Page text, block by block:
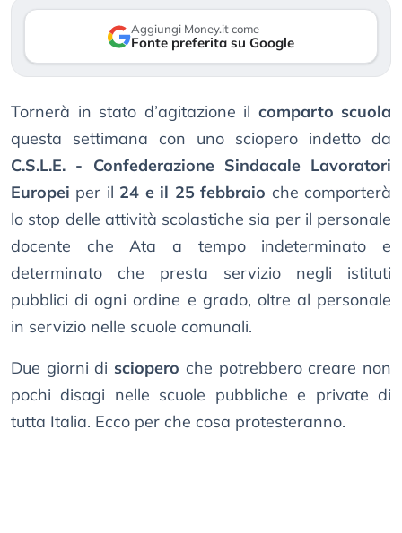
Aggiungi Money.it come
Fonte preferita su Google
Tornerà in stato d’agitazione il comparto scuola
questa settimana con uno sciopero indetto da
C.S.L.E. - Confederazione Sindacale Lavoratori
Europei per il 24 e il 25 febbraio che comporterà
lo stop delle attività scolastiche sia per il personale
docente che Ata a tempo indeterminato e
determinato che presta servizio negli istituti
pubblici di ogni ordine e grado, oltre al personale
in servizio nelle scuole comunali.
Due giorni di sciopero che potrebbero creare non
pochi disagi nelle scuole pubbliche e private di
tutta Italia. Ecco per che cosa protesteranno.